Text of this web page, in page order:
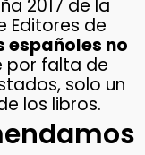
2017 de la
Editores de
españoles no
por falta de
solo un
los libros.